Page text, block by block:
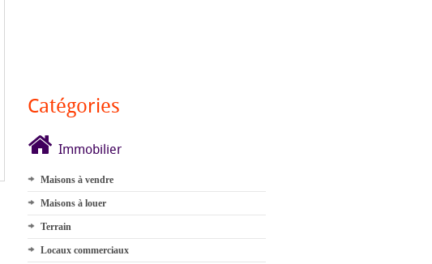
Catégories
Immobilier
Maisons à vendre
Maisons à louer
Terrain
Locaux commerciaux